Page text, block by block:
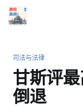
司法与法律
甘斯评
倒退